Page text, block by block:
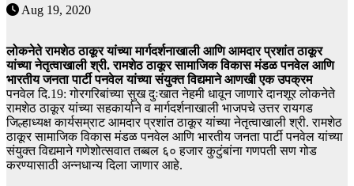
Aug 19, 2020
लोकनेते रामशेठ ठाकूर यांच्या मार्गदर्शनाखाली आणि आमदार प्रशांत ठाकूर
यांच्या नेतृत्वाखाली श्री. रामशेठ ठाकूर सामाजिक विकास मंडळ पनवेल आणि
भारतीय जनता पार्टी पनवेल यांच्या संयुक्त विद्यमाने आणखी एक उपक्रम
पनवेल दि.19: गोरगरिबांच्या सुख दुःखात नेहमी धावून जाणारे दानशूर लोकनेते
रामशेठ ठाकूर यांच्या सहकार्याने व मार्गदर्शनाखाली भाजपचे उत्तर रायगड
जिल्हाध्यक्ष कार्यसम्राट आमदार प्रशांत ठाकूर यांच्या नेतृत्वाखाली श्री. रामशेठ
ठाकूर सामाजिक विकास मंडळ पनवेल आणि भारतीय जनता पार्टी पनवेल यांच्या
संयुक्त विद्यमाने गणेशोत्सवात तब्बल ६० हजार कुटुंबांना गणपती सण गोड
करण्यासाठी अन्नधान्य दिला जाणार आहे.